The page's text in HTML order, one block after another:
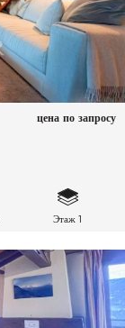
цена по запросу
Этаж 1